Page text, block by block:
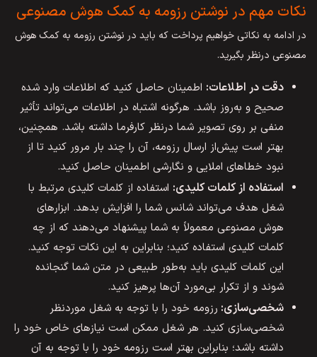
نکات مهم در نوشتن رزومه به کمک هوش مصنوعی
در ادامه به نکاتی خواهیم پرداخت که باید در نوشتن رزومه به کمک هوش
مصنوعی درنظر بگیرید.
دقت در اطلاعات: اطمینان حاصل کنید که اطلاعات وارد شده
صحیح و به‌روز باشد. هرگونه اشتباه در اطلاعات می‌تواند تأثیر
منفی بر روی تصویر شما درنظر کارفرما داشته باشد. همچنین،
بهتر است پیش‌از ارسال رزومه، آن را چند بار مرور کنید تا از
نبود خطاهای املایی و نگارشی اطمینان حاصل کنید.
استفاده از کلمات کلیدی: استفاده از کلمات کلیدی مرتبط با
شغل هدف می‌تواند شانس شما را افزایش بدهد. ابزارهای
هوش مصنوعی معمولاً به شما پیشنهاد می‌دهند که از چه
کلمات کلیدی استفاده کنید؛ بنابراین به این نکات توجه کنید.
این کلمات کلیدی باید به‌طور طبیعی در متن شما گنجانده
شوند و از تکرار بی‌مورد آن‌ها پرهیز کنید.
شخصی‌سازی: رزومه خود را با توجه به شغل موردنظر
شخصی‌سازی کنید. هر شغل ممکن است نیازهای خاص خود را
داشته باشد؛ بنابراین بهتر است رزومه خود را با توجه به آن